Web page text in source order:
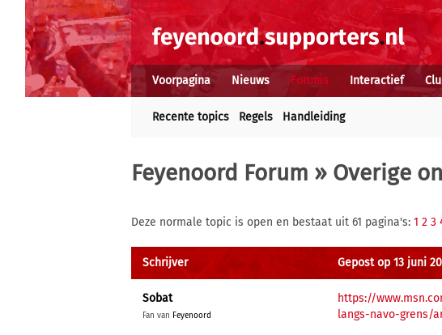
Voorpagina Nieuws Forums Interactief
Recente topics Regels Handleiding
Feyenoord Forum » Overige
Deze normale topic is open en bestaat uit 61 pagina's: 1 2 3
Schrijver Gepost op 13 juni
Sobat
Fan van Feyenoord
https://
langs-navo-grens/